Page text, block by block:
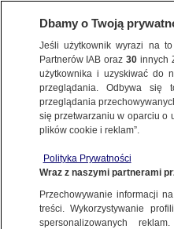
UKRAINA WALCZY. RELACJA
praw człowieka:
od początku wojny
16.01.2023, 05:11Aktualizacja:
Dbamy o Twoją
Jeśli użytkownik wyrazi na
Partnerów IAB oraz30 innych
użytkownika i uzyskiwać do
przeglądania. Odbywa się
przeglądania
się przetwarzaniu w oparciu o
plików cookie i reklam”.
Polityka Prywatności
Wraz z naszymi partnerami
Przechowywanie informacji
treści. Wykorzystywanie
spersonalizowanych